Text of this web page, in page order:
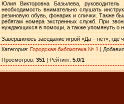
Юлия Викторовна Базылева,
необходимость внимательно слушать
резиновую обувь, фонарик и спички. Также
ребятам номера экстренных служб. При
нуждающихся в помощи, а также упомянуть о
Завершилось заседание игрой «Да – нет», где
Категория: Городская библиотека № 1 | Добавил
Просмотров: 351 | Рейтинг: 5.0/1